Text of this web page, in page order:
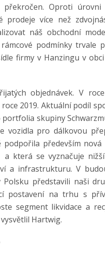
Oproti
prodeje více než
náš obchodní
podmínky trvale
firmy v Hanzingu v
objednávek. V
2019. Aktuální podíl
skupiny
vozidla pro dálkovou
především nová
která se vyznačuje
a infrastrukturu. V
představili naši
postavení na trhu s
segment likvidace a
Hartwig.